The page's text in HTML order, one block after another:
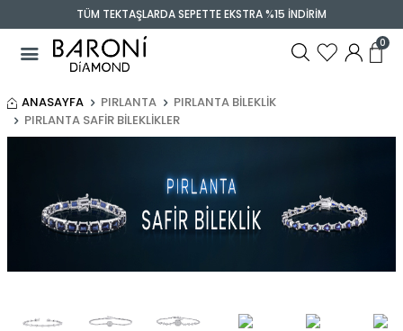
TÜM TEKTAŞLARDA SEPETTE EKSTRA %15 İNDİRİM
0
ANASAYFA PIRLANTA
PIRLANTA BILEKLIK
PIRLANTA SAFIR BILEKLIKLER